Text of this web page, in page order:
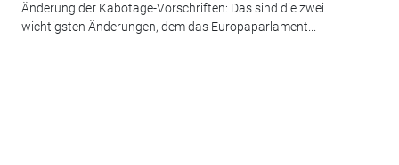
Änderung der Kabotage-Vorschriften: Das sind die zwei
wichtigsten Änderungen, dem das Europaparlament...